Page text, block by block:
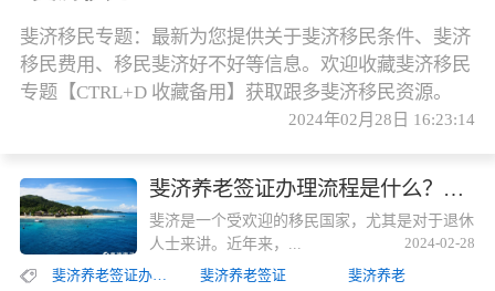
斐济移民专题：最新为您提供关于斐济移民条件、斐济
移民费用、移民斐济好不好等信息。欢迎收藏斐济移民
专题【CTRL+D 收藏备用】获取跟多斐济移民资源。
2024年02月28日 16:23:14
斐济养老签证办理流程是什么？斐济退休移民所需步骤详解
斐济是一个受欢迎的移民国家，尤其是对于退休
人士来讲。近年来，...
2024-02-28
斐济养老签证办理流程
斐济养老签证 斐济养老